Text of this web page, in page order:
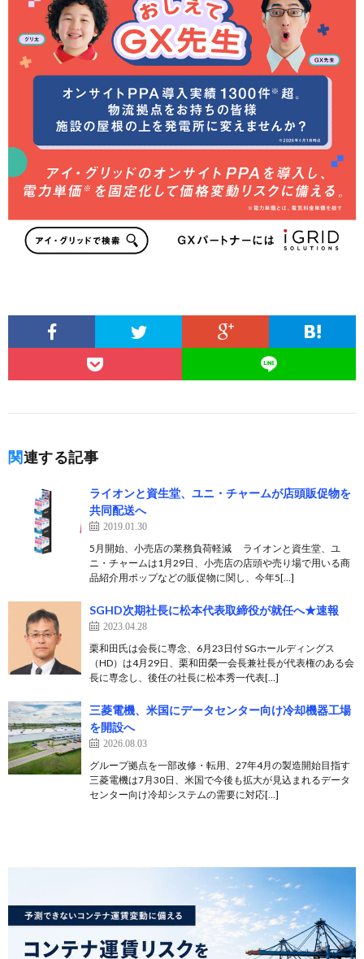
関連する記事
ライオンと資生堂、ユニ・チャームが店頭販促物を
共同配送へ
2019.01.30
5月開始、小売店の業務負荷軽減 ライオンと資生堂、ユ
ニ・チャームは1月29日、小売店の店頭や売り場で用いる商
品紹介用ポップなどの販促物に関し、今年5[…]
SGHD次期社長に松本代表取締役が就任へ★速報
2023.04.28
栗和田氏は会長に専念、6月23日付 SGホールディングス
（HD）は4月29日、栗和田榮一会長兼社長が代表権のある会
長に専念し、後任の社長に松本秀一代表[…]
三菱電機、米国にデータセンター向け冷却機器工場
を開設へ
2026.08.03
グループ拠点を一部改修・転用、27年4月の製造開始目指す
三菱電機は7月30日、米国で今後も拡大が見込まれるデータ
センター向け冷却システムの需要に対応[…]